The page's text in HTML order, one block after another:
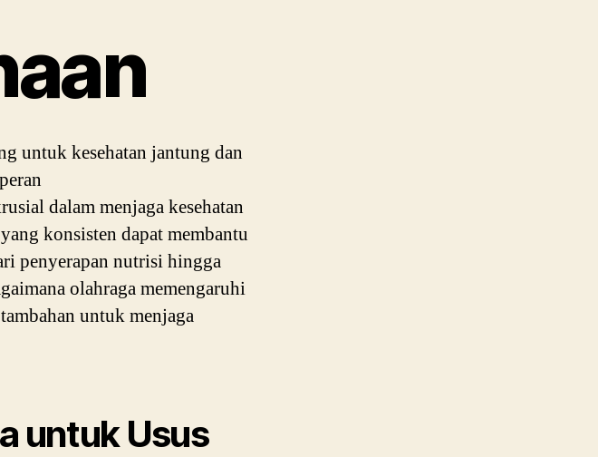
untuk kesehatan jantung dan
dalam menjaga kesehatan
konsisten dapat membantu
penyerapan nutrisi hingga
olahraga memengaruhi
untuk menjaga
untuk Usus